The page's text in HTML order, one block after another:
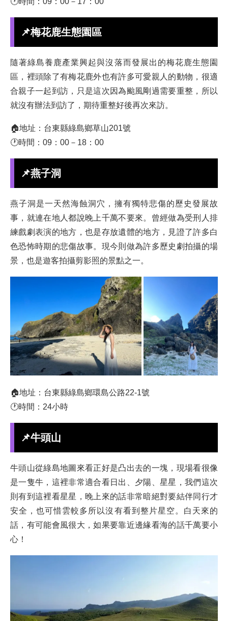
📌梅花鹿生態園區
隨著綠島養鹿產業興起與沒落而發展出的梅花鹿生態園
區，裡頭除了有梅花鹿外也有許多可愛親人的動物，很適
合親子一起到訪，只是這次因為颱風剛過需要重整，所以
就沒有辦法到訪了，期待重整好後再次來訪。
🏠地址：台東縣綠島鄉草山201號
🕐時間：09：00－18：00
📌燕子洞
燕子洞是一天然海蝕洞穴，擁有獨特悲傷的歷史發展故
事，就連在地人都說晚上千萬不要來。曾經做為受刑人排
練戲劇表演的地方，也是存放遺體的地方，見證了許多白
色恐怖時期的悲傷故事。現今則做為許多歷史劇拍攝的場
景，也是遊客拍攝剪影照的景點之一。
🏠地址：台東縣綠島鄉環島公路22-1號
🕐時間：24小時
📌牛頭山
牛頭山從綠島地圖來看正好是凸出去的一塊，現場看很像
是一隻牛，這裡非常適合看日出、夕陽、星星，我們這次
則有到這裡看星星，晚上來的話非常暗絕對要結伴同行才
安全，也可惜雲較多所以沒有看到整片星空。白天來的
話，有可能會風很大，如果要靠近邊緣看海的話千萬要小
心！